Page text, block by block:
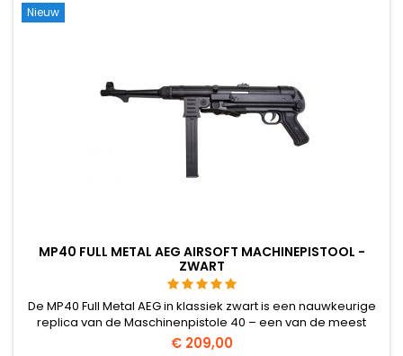
Nieuw
MP40 FULL METAL AEG AIRSOFT MACHINEPISTOOL -
ZWART
De MP40 Full Metal AEG in klassiek zwart is een nauwkeurige
replica van de Maschinenpistole 40 – een van de meest
iconische machinepistolen van de Tweede Wereldoorlog.
€ 209,00